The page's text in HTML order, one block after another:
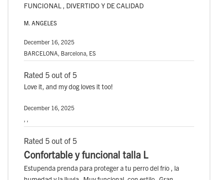
FUNCIONAL , DIVERTIDO Y DE CALIDAD
M. ANGELES
December 16, 2025
BARCELONA, Barcelona, ES
Rated 5 out of 5
Love it, and my dog loves it too!
December 16, 2025
Rated 5 out of 5
Confortable y funcional talla L
Estupenda prenda para proteger a tu perro del frío , la